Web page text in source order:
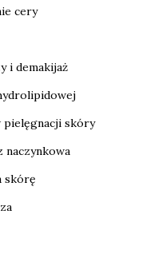
cery
i demakijaż
pielęgnacji skóry
naczynkowa
skórę